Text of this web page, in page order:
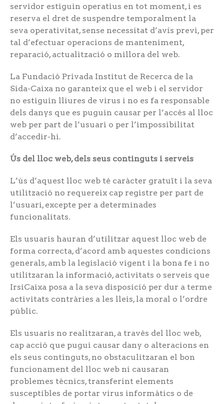
servidor estiguin operatius en tot moment, i es
reserva el dret de suspendre temporalment la
seva operativitat, sense necessitat d’avís previ, per
tal d’efectuar operacions de manteniment,
reparació, actualització o millora del web.
La Fundació Privada Institut de Recerca de la
Sida-Caixa no garanteix que el web i el servidor
no estiguin lliures de virus i no es fa responsable
dels danys que es puguin causar per l’accés al lloc
web per part de l’usuari o per l’impossibilitat
d’accedir-hi.
Ús del lloc web, dels seus continguts i serveis
L’ús d’aquest lloc web té caràcter gratuït i la seva
utilització no requereix cap registre per part de
l’usuari, excepte per a determinades
funcionalitats.
Els usuaris hauran d’utilitzar aquest lloc web de
forma correcta, d’acord amb aquestes condicions
generals, amb la legislació vigent i la bona fe i no
utilitzaran la informació, activitats o serveis que
IrsiCaixa posa a la seva disposició per dur a terme
activitats contràries a les lleis, la moral o l’ordre
públic.
Els usuaris no realitzaran, a través del lloc web,
cap acció que pugui causar dany o alteracions en
els seus continguts, no obstaculitzaran el bon
funcionament del lloc web ni causaran
problemes tècnics, transferint elements
susceptibles de portar virus informàtics o de